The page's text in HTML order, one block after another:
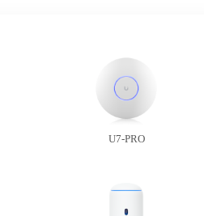
U7-PRO